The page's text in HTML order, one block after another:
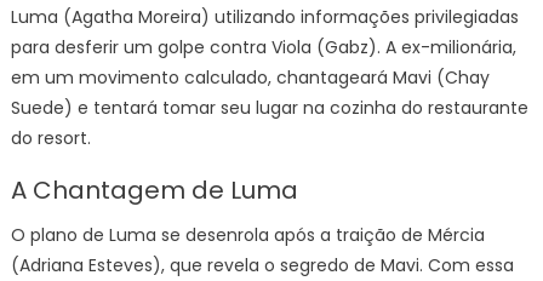
Luma (Agatha Moreira) utilizando informações privilegiadas
para desferir um golpe contra Viola (Gabz). A ex-milionária,
em um movimento calculado, chantageará Mavi (Chay
Suede) e tentará tomar seu lugar na cozinha do restaurante
do resort.
A Chantagem de Luma
O plano de Luma se desenrola após a traição de Mércia
(Adriana Esteves), que revela o segredo de Mavi. Com essa